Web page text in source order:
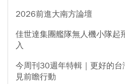
2026前進大南方論壇
佳世達集團艦隊無人機小隊起
入
今周刊30週年特輯｜更好的
見前瞻行動